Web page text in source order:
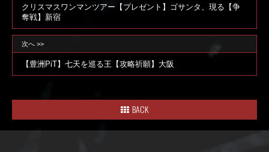
クリスマスワンマンツアー【プレゼント】ゴサンタ、現る【争
奪戦】新宿
次へ >>
【豊洲PiT】七天を巡る王【攻略祈願】大阪
BACK